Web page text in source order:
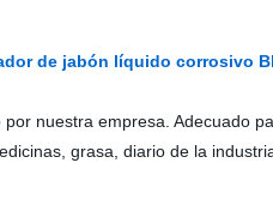
de jabón líquido corrosivo
nuestra empresa. Adecuado
grasa, diario de la